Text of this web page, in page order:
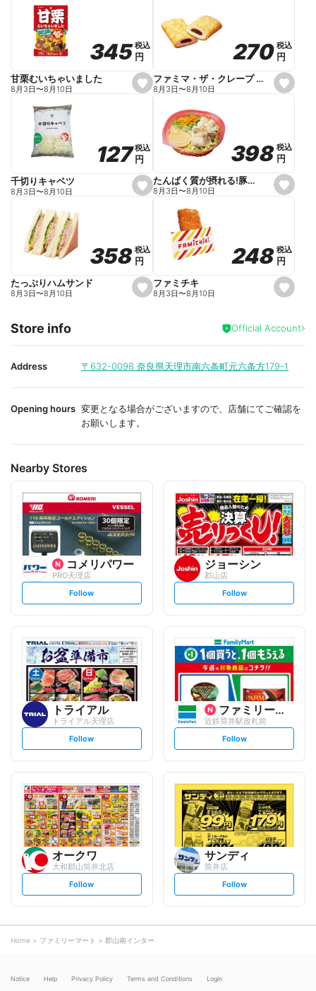
s
e
o
r
i
e
345
345税込
税込
円
円
甘栗むいちゃいました
8月3日〜8月10日
s
e
o
r
i
e
270
270 税込
税込
円
円
ファミマ・ザ・クレープ 生チョコ
8月3日〜8月10日
s
e
o
r
i
e
127
127税込
税込
円
円
千切りキャベツ
8月3日〜8月10日
s
e
o
r
i
e
398
398 税込
税込
円
円
たんぱく質が摂れる!豚しゃぶのパスタサラダ
8月3日〜8月10日
s
e
i
t
358
358税込
税込
円
円
たっぷりハムサンド
8月3日〜8月10日
s
e
a
i
t
248
248 税込
税込
円
円
ファミチキ
8月3日〜8月10日
Store info Official Account
Address 〒632-0098 奈良県天理市南六条町元六条方179-1
Opening hours 変更となる場合がございますので、店舗にてご確認を
お願いします。
Nearby Stores
コメリパワー
PRO天理店
s
l
o
w
Follow
ジョーシン
郡山店
s
l
o
w
Follow
トライアル
トライアル天理店
s
l
o
w
Follow
ファミリーマート
近鉄筒井駅改札前
s
l
o
w
Follow
オークワ
大和郡山筒井北店
s
l
o
Follow
サンディ
筒井店
s
l
Follow
Home ファミリーマート 郡山南インター
Notice Help Privacy Policy Terms and Conditions Login